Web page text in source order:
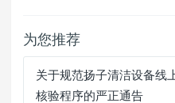
为您推荐
关于规范扬子清洁设备线
核验程序的严正通告